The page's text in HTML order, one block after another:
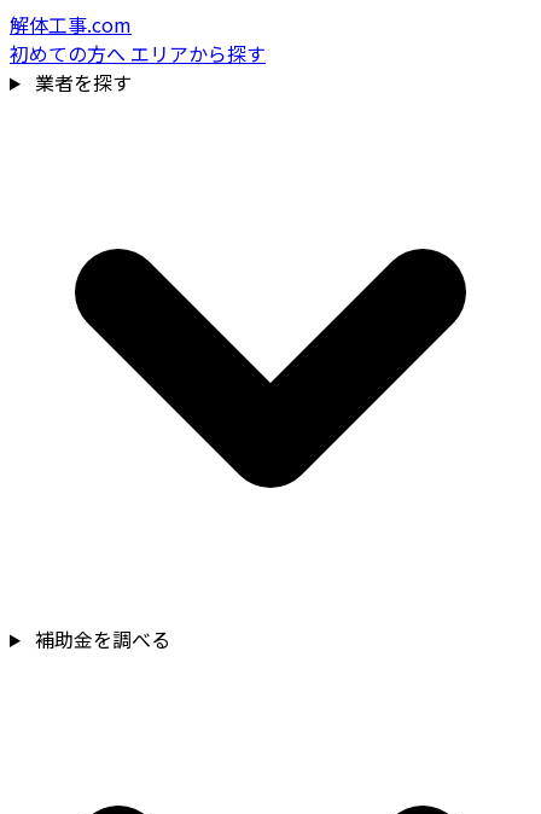
解体工事.com
初めての方へ エリアから探す
業者を探す
補助金を調べる